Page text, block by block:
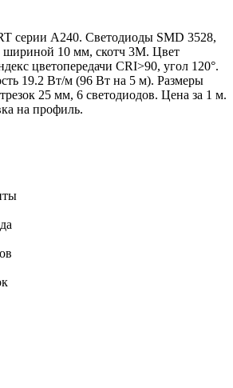
серии A240. Светодиоды SMD 3528,
шириной 10 мм, скотч 3M. Цвет
цветопередачи CRI>90, угол 120°.
19.2 Вт/м (96 Вт на 5 м). Размеры
25 мм, 6 светодиодов. Цена за 1 м.
на профиль.